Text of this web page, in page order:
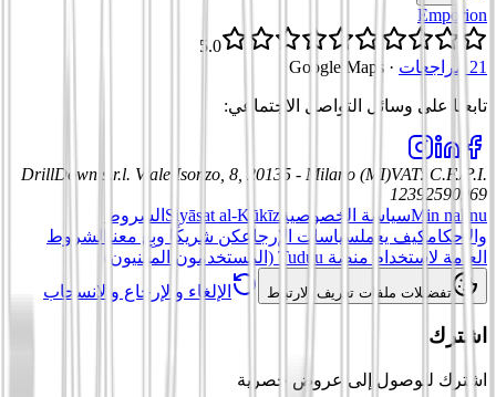
Emporion
5.0
21 مراجعات
·
Google Maps
تابعنا على وسائل التواصل الاجتماعي:
DrillDown s.r.l. Viale Isonzo, 8, 20135 - Milano (MI)VAT: C.F./P.I.
12392590969
Min nahnuسياسة الخصوصية Siyāsat al-Kūkīz الشروط
والأحكامكيف يعملسياسات الإرجاعكن شريكًا وبِع معنا
الشروط
العامة لاستخدام منصة Tuduu (المستخدمون المهنيون)
تفضيلات ملفات تعريف الارتباط الإلغاء والإرجاع والانسحاب
اشترك
اشترك للوصول إلى عروض حصرية